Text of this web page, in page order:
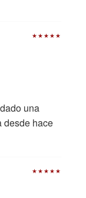
★★★★★
una
desde hace
★★★★★